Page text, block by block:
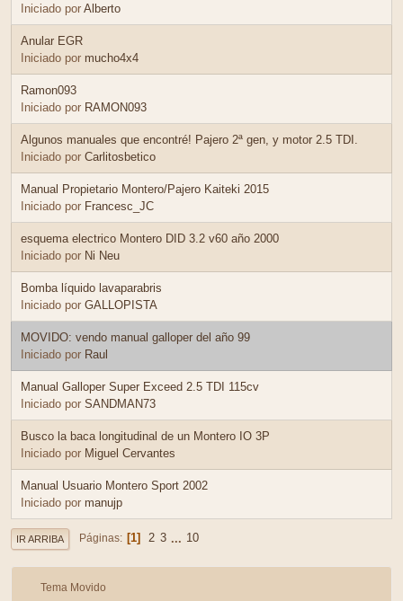
Iniciado por Alberto
Anular EGR
Iniciado por mucho4x4
Ramon093
Iniciado por RAMON093
Algunos manuales que encontré! Pajero 2ª gen, y motor 2.5 TDI.
Iniciado por Carlitosbetico
Manual Propietario Montero/Pajero Kaiteki 2015
Iniciado por Francesc_JC
esquema electrico Montero DID 3.2 v60 año 2000
Iniciado por Ni Neu
Bomba líquido lavaparabris
Iniciado por GALLOPISTA
MOVIDO: vendo manual galloper del año 99
Iniciado por Raul
Manual Galloper Super Exceed 2.5 TDI 115cv
Iniciado por SANDMAN73
Busco la baca longitudinal de un Montero IO 3P
Iniciado por Miguel Cervantes
Manual Usuario Montero Sport 2002
Iniciado por manujp
IR ARRIBA Páginas 1 2 3 ... 10
Tema Movido